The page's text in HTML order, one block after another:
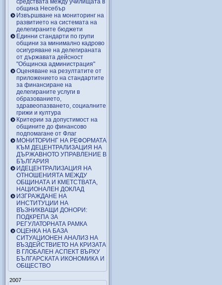
средствата между училищата в
община Несебър
Извършване на мониторинг на
развитието на системата на
делегираните бюджети
Единни стандарти по групи
общини за минимално кадрово
осигуряване на делегираната
от държавата дейсност
"Общинска администрация"
Оценяване на резултатите от
приложението на стандартите
за финансиране на
делегираните услуги в
образованието,
здравеопазването, социалните
грижи и култура
Критерии за допустимост на
общините до финансово
подпомагане от Флаг
МОНИТОРИНГ НА РЕФОРМАТА
КЪМ ДЕЦЕНТРАЛИЗАЦИЯ НА
ДЪРЖАВНОТО УПРАВЛЕНИЕ В
БЪЛГАРИЯ
ИДЕЦЕНТРАЛИЗАЦИЯ НА
ОТНОШЕНИЯТА МЕЖДУ
ОБЩИНАТА И КМЕТСТВАТА,
НАЦИОНАЛЕН ДОКЛАД
ИЗГРАЖДАНЕ НА
ИНСТИТУЦИИ НА
ВЪЗНИКВАЩИ ДОНОРИ:
ПОДКРЕПА ЗА
РЕГУЛАТОРНАТА РАМКА
ОЦЕНКА НА БАЗА
СИТУАЦИОНЕН АНАЛИЗ НА
ВЪЗДЕЙСТВИЕТО НА КРИЗАТА
В ГЛОБАЛЕН АСПЕКТ ВЪРХУ
БЪЛГАРСКАТА ИКОНОМИКА И
ОБЩЕСТВО
2007